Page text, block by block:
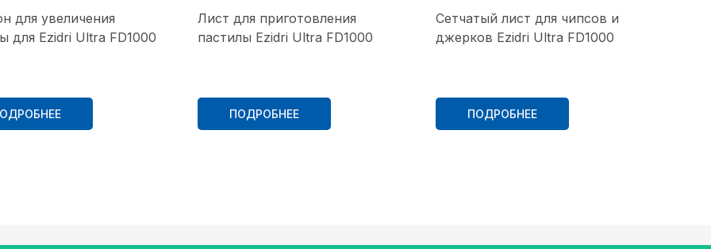
для увеличения
для Ezidri Ultra FD1000
Лист для приготовления
пастилы Ezidri Ultra FD1000
ПОДРОБНЕЕ
Сетчатый лист для чипсов и
джерков Ezidri Ultra FD1000
ПОДРОБНЕЕ